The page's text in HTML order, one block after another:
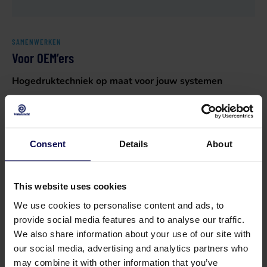
Consent Details About
This website uses cookies
We use cookies to personalise content and ads, to
provide social media features and to analyse our traffic.
We also share information about your use of our site with
our social media, advertising and analytics partners who
may combine it with other information that you’ve
SAMENWERKEN
Voor OEM’ers
Hogedruktechniek op maat voor jouw systemen
Waterkracht is partner voor machinebouwers en
integreren in hun eigen producten. We denken mee
In-house engineering voor volledig maatwerk
Temperatuurbereik van koud tot kokend heet
Flexibele werkdrukken en debieten